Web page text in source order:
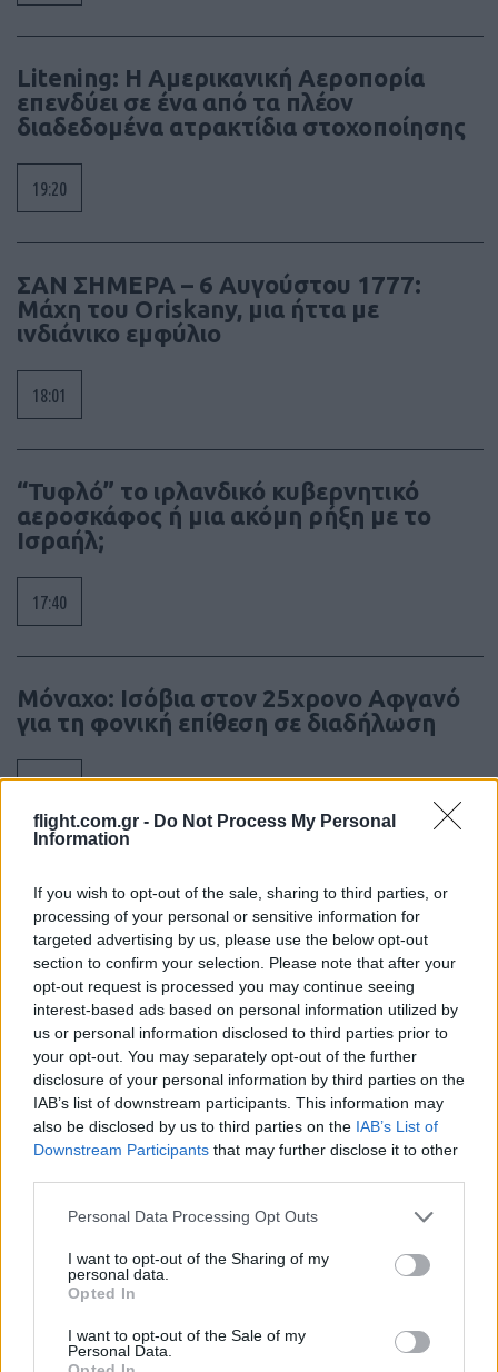
flight.com.gr - Do Not Process My Personal
Information
If you wish to opt-out of the sale, sharing to third parties, or
processing of your personal or sensitive information for
targeted advertising by us, please use the below opt-out
section to confirm your selection. Please note that after your
opt-out request is processed you may continue seeing
interest-based ads based on personal information utilized by
us or personal information disclosed to third parties prior to
your opt-out. You may separately opt-out of the further
disclosure of your personal information by third parties on the
IAB’s list of downstream participants. This information may
also be disclosed by us to third parties on the IAB’s List of
Downstream Participants that may further disclose it to other
Please note that this website/app uses one or more Google
not limited to your visit or usage behaviour. You may click to
grant or deny consent to Google and its third-party tags to
use your data for below specified purposes in below Google
consent section.
Personal Data Processing Opt Outs
I want to opt-out of the Sharing of my
personal data.
Opted In
I want to opt-out of the Sale of my
Personal Data.
Litening: Η Αμερικανική Αεροπορία
επενδύει σε ένα από τα πλέον
διαδεδομένα ατρακτίδια στοχοποίησης
19:20
ΣΑΝ ΣΗΜΕΡΑ – 6 Αυγούστου 1777:
Μάχη του Oriskany, μια ήττα με
ινδιάνικο εμφύλιο
18:01
“Τυφλό” το ιρλανδικό κυβερνητικό
αεροσκάφος ή μια ακόμη ρήξη με το
Ισραήλ;
17:40
Μόναχο: Ισόβια στον 25χρονο Αφγανό
για τη φονική επίθεση σε διαδήλωση
16:30
Στην Ουκρανία ο Βρετανός υπουργός
Άμυνας για επιτάχυνση της στήριξης
15:40
Ιστορικό ρεκόρ για την Aegean τον
Ιούλιο με 2 εκατομμύρια επιβάτες
14:20
κατηγορείται για κατασκοπεία σε βάρος
εταιρίας όπλων